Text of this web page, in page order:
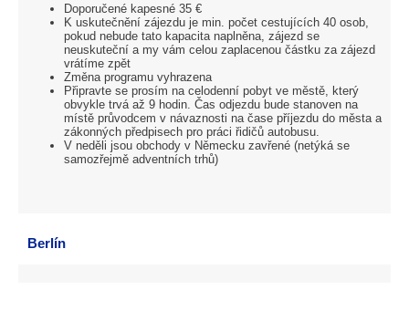
Doporučené kapesné 35 €
K uskutečnění zájezdu je min. počet cestujících 40 osob,
pokud nebude tato kapacita naplněna, zájezd se
neuskuteční a my vám celou zaplacenou částku za zájezd
vrátíme zpět
Změna programu vyhrazena
Připravte se prosím na celodenní pobyt ve městě, který
obvykle trvá až 9 hodin. Čas odjezdu bude stanoven na
místě průvodcem v návaznosti na čase příjezdu do města a
zákonných předpisech pro práci řidičů autobusu.
V neděli jsou obchody v Německu zavřené (netýká se
samozřejmě adventních trhů)
Berlín